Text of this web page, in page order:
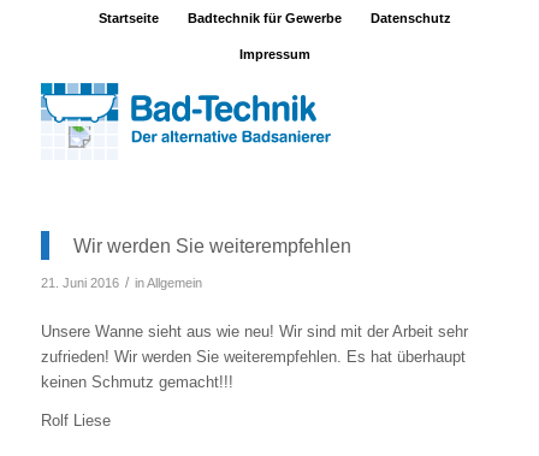
Startseite Badtechnik für Gewerbe Datenschutz
Impressum
Wir werden Sie weiterempfehlen
21. Juni 2016 / inAllgemein
Unsere Wanne sieht aus wie neu! Wir sind mit der Arbeit sehr
zufrieden! Wir werden Sie weiterempfehlen. Es hat überhaupt
keinen Schmutz gemacht!!!
Rolf Liese